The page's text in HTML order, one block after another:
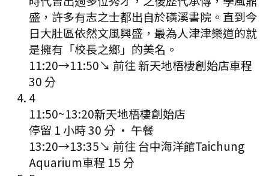
盛，許多有志之士都出自於磺溪書院。直到今
日大肚區依然文風興盛，最為人津津樂道的就
是擁有「校長之鄉」的美名。
11:20→11:50↘ 前往 新天地梧棲創始店車程
30 分
4
11:50~13:20新天地梧棲創始店
停留 1 小時 30 分 · 午餐
13:20→13:35↘ 前往 台中海洋館Taichung
Aquarium車程 15 分